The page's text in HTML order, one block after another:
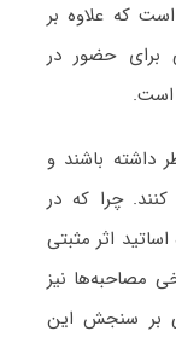
که علاوه بر
برای حضور در
داشته باشند و
چرا که در
اثر مثبتی
مصاحبه‌ها نیز
بر سنجش این